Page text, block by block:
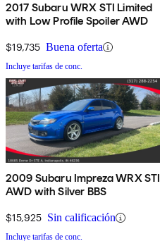
2017 Subaru WRX STI Limited
with Low Profile Spoiler AWD
$19,735 Buena oferta
Incluye tarifas de conc.
2009 Subaru Impreza WRX STI
AWD with Silver BBS
$15,925 Sin calificación
Incluye tarifas de conc.